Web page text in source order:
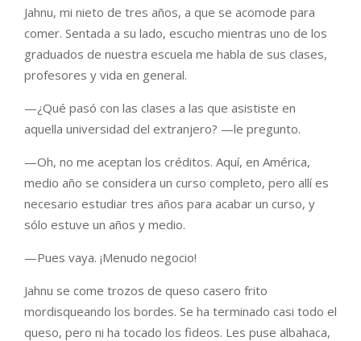
Jahnu, mi nieto de tres años, a que se acomode para
comer. Sentada a su lado, escucho mientras uno de los
graduados de nuestra escuela me habla de sus clases,
profesores y vida en general.
—¿Qué pasó con las clases a las que asististe en
aquella universidad del extranjero? —le pregunto.
—Oh, no me aceptan los créditos. Aquí, en América,
medio año se considera un curso completo, pero allí es
necesario estudiar tres años para acabar un curso, y
sólo estuve un años y medio.
—Pues vaya. ¡Menudo negocio!
Jahnu se come trozos de queso casero frito
mordisqueando los bordes. Se ha terminado casi todo el
queso, pero ni ha tocado los fideos. Les puse albahaca,